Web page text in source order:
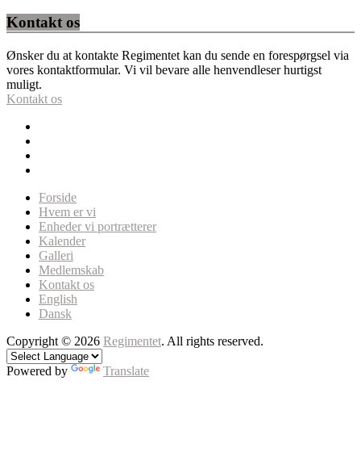
Kontakt os
Ønsker du at kontakte Regimentet kan du sende en forespørgsel via
vores kontaktformular. Vi vil bevare alle henvendleser hurtigst
muligt.
Kontakt os
Forside
Hvem er vi
Enheder vi portrætterer
Kalender
Galleri
Medlemskab
Kontakt os
English
Dansk
Copyright © 2026 Regimentet. All rights reserved.
Powered by Translate